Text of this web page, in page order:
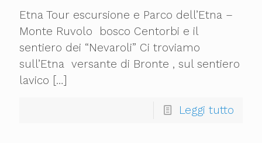
Etna Tour escursione e Parco dell’Etna –
Monte Ruvolo bosco Centorbi e il
sentiero dei “Nevaroli” Ci troviamo
sull’Etna versante di Bronte , sul sentiero
lavico […]
Leggi tutto